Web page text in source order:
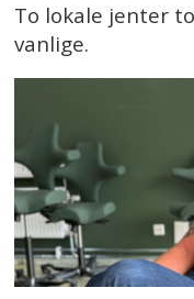
To lokale jenter
vanlige.